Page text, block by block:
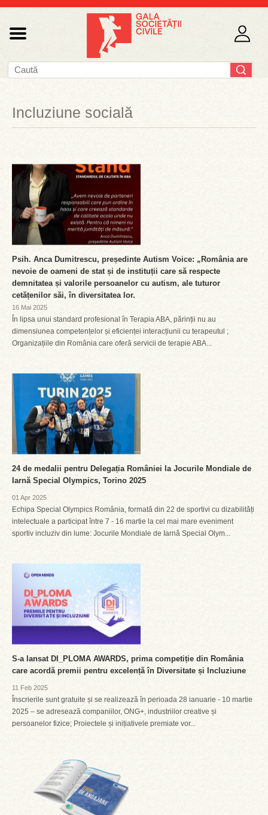
Incluziune socială
Psih. Anca Dumitrescu, președinte Autism Voice: „România are
nevoie de oameni de stat și de instituții care să respecte
demnitatea și valorile persoanelor cu autism, ale tuturor
cetățenilor săi, în diversitatea lor.
16 Mai 2025
În lipsa unui standard profesional în Terapia ABA, părinții nu au
dimensiunea competențelor și eficienței interacțiunii cu terapeutul ;
Organizațiile din România care oferă servicii de terapie ABA...
24 de medalii pentru Delegația României la Jocurile Mondiale de
Iarnă Special Olympics, Torino 2025
01 Apr 2025
Echipa Special Olympics România, formată din 22 de sportivi cu dizabilități
intelectuale a participat între 7 - 16 martie la cel mai mare eveniment
sportiv incluziv din lume: Jocurile Mondiale de Iarnă Special Olym...
S-a lansat DI_PLOMA AWARDS, prima competiție din România
care acordă premii pentru excelență în Diversitate și Incluziune
11 Feb 2025
Înscrierile sunt gratuite și se realizează în perioada 28 ianuarie - 10 martie
2025 – se adresează companiilor, ONG+, industriilor creative și
persoanelor fizice; Proiectele și inițiativele premiate vor...